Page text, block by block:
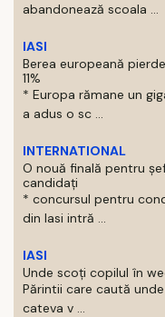
abandonează scoala ...
IASI
Berea europeană
11%
* Europa rămane un
a adus o sc ...
INTERNATIONAL
O nouă finală pentru
candidați
* concursul pentru
din Iasi intră ...
IASI
Unde scoți copilul în
Părintii care caută
cateva v ...